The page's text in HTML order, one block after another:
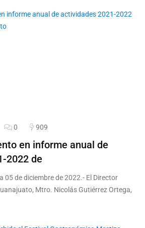
0 909
en informe anual de
2022 de
05 de diciembre de 2022.- El Director
Mtro. Nicolás Gutiérrez Ortega,